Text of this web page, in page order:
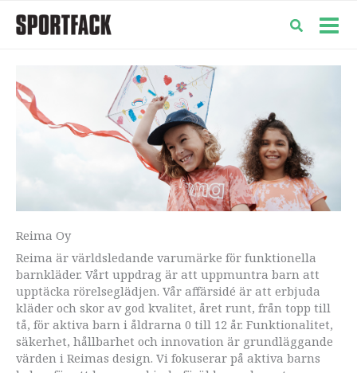
Reima Oy
Reima är världsledande varumärke för funktionella
barnkläder. Vårt uppdrag är att uppmuntra barn att
upptäcka rörelseglädjen. Vår affärsidé är att erbjuda
kläder och skor av god kvalitet, året runt, från topp till
tå, för aktiva barn i åldrarna 0 till 12 år. Funktionalitet,
säkerhet, hållbarhet och innovation är grundläggande
värden i Reimas design. Vi fokuserar på aktiva barns